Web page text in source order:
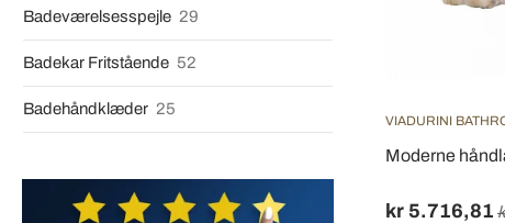
Badeværelsesspejle 29
Badekar Fritstående 52
Badehåndklæder 25
VIADURINI
Moderne
kr 5.716,81